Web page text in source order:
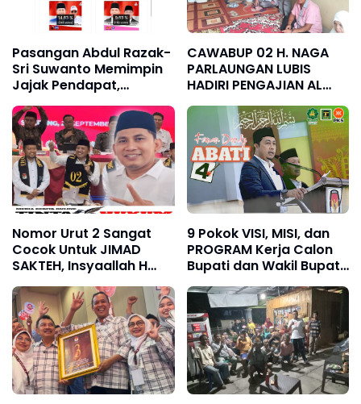
Pasangan Abdul Razak-
Sri Suwanto Memimpin
Jajak Pendapat,
Dominasi Pemilih
Milenial dan Gen Z
CAWABUP 02 H. NAGA
PARLAUNGAN LUBIS
HADIRI PENGAJIAN AL
JAMIATUL AMALIYAH AL-
HAJ KOTA PINANG .
Nomor Urut 2 Sangat
Cocok Untuk JIMAD
SAKTEH, Insyaallah H
Slamet Junaidi Dan Kh
Ahmad Mahfudz A Q
Pimpin Sampang
9 Pokok VISI, MISI, dan
PROGRAM Kerja Calon
Bupati dan Wakil Bupati
Aceh Timur DR. FIRMAN
DANDY, SE, M.Si dengan
Tgk. MUCHTAR, S.Sos.I